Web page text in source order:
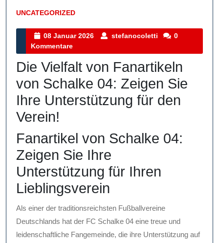
UNCATEGORIZED
Kategorie
08 Januar 2026
08
2026
stefanocoletti stefanocoletti
0
Kommentare
Die Vielfalt von Fanartikeln
von Schalke 04: Zeigen Sie
Ihre Unterstützung für den
Verein!
Fanartikel von Schalke 04:
Zeigen Sie Ihre
Unterstützung für Ihren
Lieblingsverein
Als einer der traditionsreichsten Fußballvereine
Deutschlands hat der FC Schalke 04 eine treue und
leidenschaftliche Fangemeinde, die ihre Unterstützung auf